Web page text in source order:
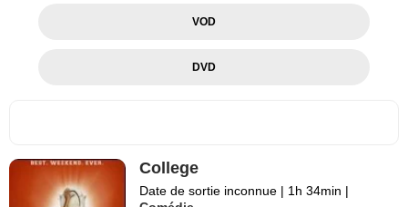
VOD
DVD
College
Date de sortie inconnue | 1h 34min |